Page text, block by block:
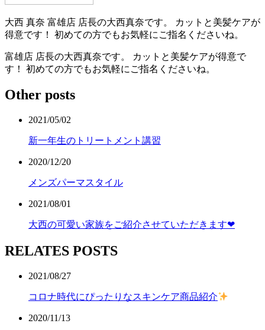
大西 真奈 富雄店 店長の大西真奈です。 カットと美髪ケアが
得意です！ 初めての方でもお気軽にご指名くださいね。
富雄店 店長の大西真奈です。 カットと美髪ケアが得意で
す！ 初めての方でもお気軽にご指名くださいね。
Other posts
2021/05/02
新一年生のトリートメント講習
2020/12/20
メンズパーマスタイル
2021/08/01
大西の可愛い家族をご紹介させていただきます❤︎
RELATES POSTS
2021/08/27
コロナ時代にぴったりなスキンケア商品紹介
2020/11/13